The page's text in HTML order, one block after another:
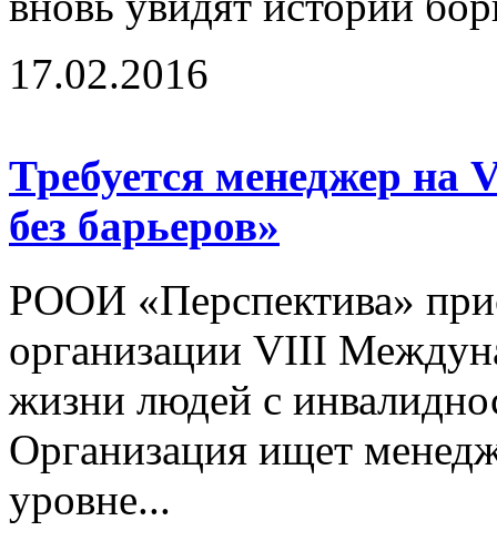
17.02.2016
Требуется менеджер
без барьеров»
РООИ «Перспектива»
организации VIII
жизни людей с
Организация ищет
уровне...